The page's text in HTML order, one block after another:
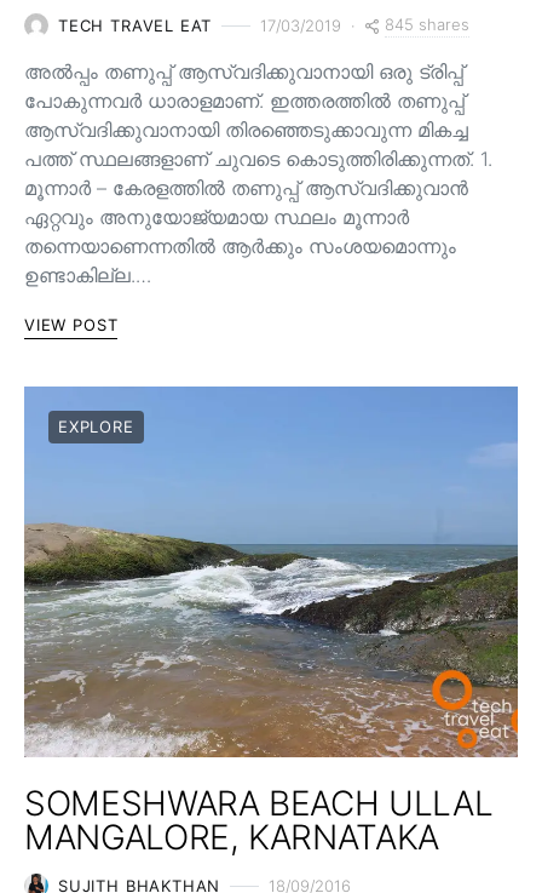
TECH TRAVEL EAT 17/03/2019 845 shares
അൽപ്പം തണുപ്പ് ആസ്വദിക്കുവാനായി ഒരു ട്രിപ്പ്
പോകുന്നവർ ധാരാളമാണ്. ഇത്തരത്തിൽ തണുപ്പ്
ആസ്വദിക്കുവാനായി തിരഞ്ഞെടുക്കാവുന്ന മികച്ച
പത്ത് സ്ഥലങ്ങളാണ് ചുവടെ കൊടുത്തിരിക്കുന്നത്. 1.
മൂന്നാർ – കേരളത്തിൽ തണുപ്പ് ആസ്വദിക്കുവാൻ
ഏറ്റവും അനുയോജ്യമായ സ്ഥലം മൂന്നാർ
തന്നെയാണെന്നതിൽ ആർക്കും സംശയമൊന്നും
ഉണ്ടാകില്ല.…
VIEW POST
EXPLORE
SOMESHWARA BEACH ULLAL
MANGALORE, KARNATAKA
SUJITH BHAKTHAN 18/09/2016